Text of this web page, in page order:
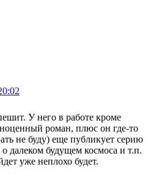
У него в работе кроме
роман, плюс он где-то
не буду) еще публикует серию
о далеком будущем космоса и т.п.
уже неплохо будет.